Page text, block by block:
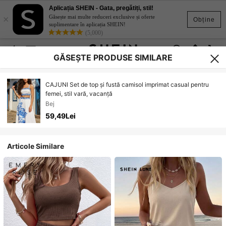
Obține
×
Aplicația SHEIN - Gata, pregătiți, stil!
Găsește mai multe reduceri exclusive și oferte
suplimentare în aplicația SHEIN!
(5,000)
GĂSEȘTE PRODUSE SIMILARE
CAJUNI Set de top și fustă camisol imprimat casual pentru
femei, stil vară, vacanță
Bej
59,49Lei
Articole Similare